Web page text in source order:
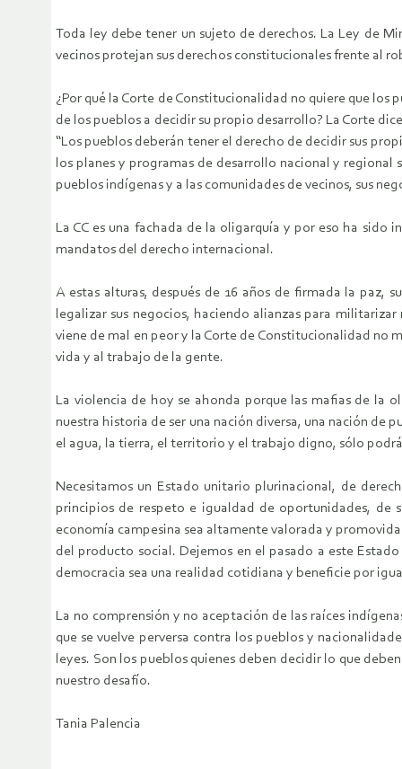
Toda ley debe tener un sujeto de derechos. La Ley de
vecinos protejan sus derechos constitucionales frente al
¿Por qué la Corte de Constitucionalidad no quiere que los
de los pueblos a decidir su propio desarrollo? La Corte
“Los pueblos deberán tener el derecho de decidir sus
los planes y programas de desarrollo nacional y
pueblos indígenas y a las comunidades de vecinos, sus
La CC es una fachada de la oligarquía y por eso ha sido
mandatos del derecho internacional.
A estas alturas, después de 16 años de firmada la paz,
legalizar sus negocios, haciendo alianzas para
viene de mal en peor y la Corte de Constitucionalidad no
vida y al trabajo de la gente.
La violencia de hoy se ahonda porque las mafias de la
nuestra historia de ser una nación diversa, una nación de
el agua, la tierra, el territorio y el trabajo digno, sólo
Necesitamos un Estado unitario plurinacional, de
principios de respeto e igualdad de oportunidades, de
economía campesina sea altamente valorada y
del producto social. Dejemos en el pasado a este
democracia sea una realidad cotidiana y beneficie por
La no comprensión y no aceptación de las raíces
que se vuelve perversa contra los pueblos y
leyes. Son los pueblos quienes deben decidir lo que
nuestro desafío.
Tania Palencia